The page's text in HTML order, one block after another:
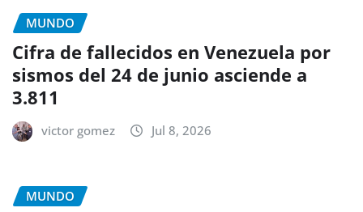
MUNDO
Cifra de fallecidos en Venezuela por
sismos del 24 de junio asciende a
3.811
victor gomez Jul 8, 2026
MUNDO